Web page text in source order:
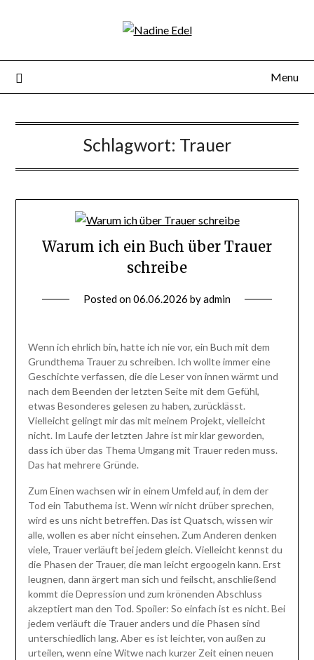
Menu
Schlagwort: Trauer
Warum ich ein Buch über Trauer
schreibe
Posted on06.06.2026 byadmin
Wenn ich ehrlich bin, hatte ich nie vor, ein Buch mit dem
Grundthema Trauer zu schreiben. Ich wollte immer eine
Geschichte verfassen, die die Leser von innen wärmt und
nach dem Beenden der letzten Seite mit dem Gefühl,
etwas Besonderes gelesen zu haben, zurücklässt.
Vielleicht gelingt mir das mit meinem Projekt, vielleicht
nicht. Im Laufe der letzten Jahre ist mir klar geworden,
dass ich über das Thema Umgang mit Trauer reden muss.
Das hat mehrere Gründe.
Zum Einen wachsen wir in einem Umfeld auf, in dem der
Tod ein Tabuthema ist. Wenn wir nicht drüber sprechen,
wird es uns nicht betreffen. Das ist Quatsch, wissen wir
alle, wollen es aber nicht einsehen. Zum Anderen denken
viele, Trauer verläuft bei jedem gleich. Vielleicht kennst du
die Phasen der Trauer, die man leicht ergoogeln kann. Erst
leugnen, dann ärgert man sich und feilscht, anschließend
kommt die Depression und zum krönenden Abschluss
akzeptiert man den Tod. Spoiler: So einfach ist es nicht. Bei
jedem verläuft die Trauer anders und die Phasen sind
unterschiedlich lang. Aber es ist leichter, von außen zu
urteilen, wenn eine Witwe nach kurzer Zeit einen neuen